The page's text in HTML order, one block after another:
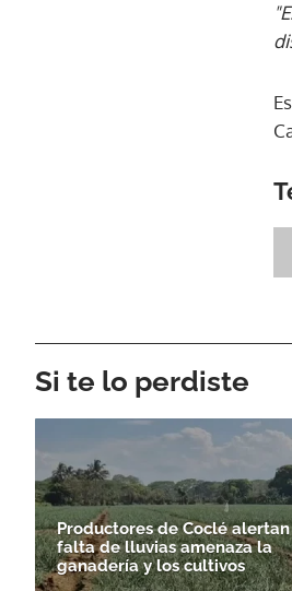
Si te lo perdiste
Productores de Coclé
falta de lluvias amenaza la
ganadería y los cultivos